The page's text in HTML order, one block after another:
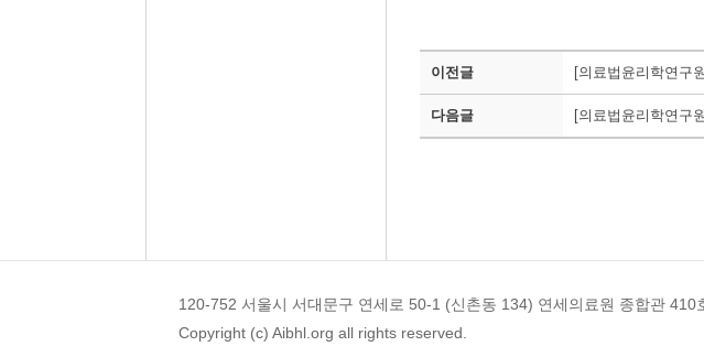
이전글 [의료법윤리학연구
다음글 [의료법윤리학연구
120-752 서울시 서대문구 연세로 50-1 (신촌동 134) 연세의료원 종합
Copyright (c) Aibhl.org all rights reserved.